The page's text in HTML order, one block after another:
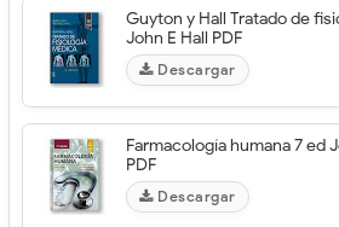
Guyton y Hall Tratado de
John E Hall PDF
Descargar
Farmacología humana 7 ed
PDF
Descargar